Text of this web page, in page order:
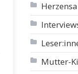
Mutter-